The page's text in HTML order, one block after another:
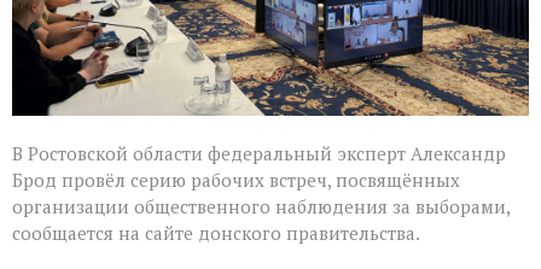
В Ростовской области федеральный эксперт Александр
Брод провёл серию рабочих встреч, посвящённых
организации общественного наблюдения за выборами,
сообщается на сайте донского правительства.